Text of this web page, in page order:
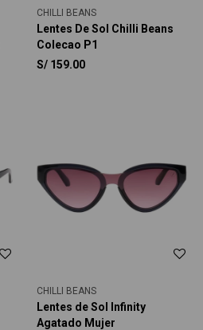
CHILLI BEANS
Lentes De Sol Chilli Beans
Colecao P1
S/ 159.00
CHILLI BEANS
Lentes de Sol Infinity
Agatado Mujer